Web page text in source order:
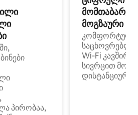
პირობაა,
მოგზაური
კომფორტული
Wi‑Fi
სივრცით
დისტანციური